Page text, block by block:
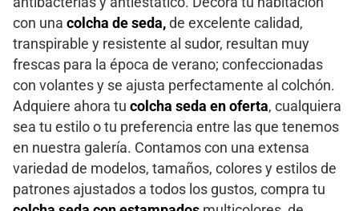
con una colcha de seda, de excelente calidad,
transpirable y resistente al sudor, resultan muy
frescas para la época de verano; confeccionadas
con volantes y se ajusta perfectamente al colchón.
Adquiere ahora tu colcha seda en oferta, cualquiera
sea tu estilo o tu preferencia entre las que tenemos
en nuestra galería. Contamos con una extensa
variedad de modelos, tamaños, colores y estilos de
patrones ajustados a todos los gustos, compra tu